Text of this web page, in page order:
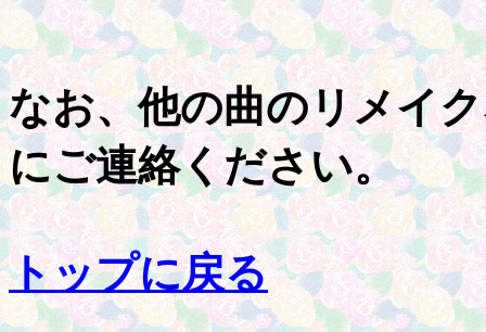
なお、他の曲のリメイ
にご連絡ください。
トップに戻る